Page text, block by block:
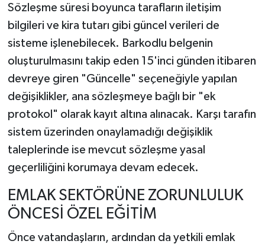
Sözleşme süresi boyunca tarafların iletişim
bilgileri ve kira tutarı gibi güncel verileri de
sisteme işlenebilecek. Barkodlu belgenin
oluşturulmasını takip eden 15'inci günden itibaren
devreye giren "Güncelle" seçeneğiyle yapılan
değişiklikler, ana sözleşmeye bağlı bir "ek
protokol" olarak kayıt altına alınacak. Karşı tarafın
sistem üzerinden onaylamadığı değişiklik
taleplerinde ise mevcut sözleşme yasal
geçerliliğini korumaya devam edecek.
EMLAK SEKTÖRÜNE ZORUNLULUK
ÖNCESİ ÖZEL EĞİTİM
Önce vatandaşların, ardından da yetkili emlak